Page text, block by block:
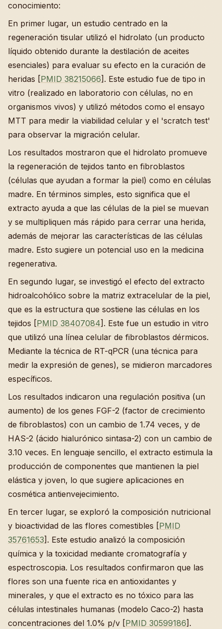
conocimiento:
En primer lugar, un estudio centrado en la
regeneración tisular utilizó el hidrolato (un producto
líquido obtenido durante la destilación de aceites
esenciales) para evaluar su efecto en la curación de
heridas [PMID 38215066]. Este estudio fue de tipo in
vitro (realizado en laboratorio con células, no en
organismos vivos) y utilizó métodos como el ensayo
MTT para medir la viabilidad celular y el 'scratch test'
para observar la migración celular.
Los resultados mostraron que el hidrolato promueve
la regeneración de tejidos tanto en fibroblastos
(células que ayudan a formar la piel) como en células
madre. En términos simples, esto significa que el
extracto ayuda a que las células de la piel se muevan
y se multipliquen más rápido para cerrar una herida,
además de mejorar las características de las células
madre. Esto sugiere un potencial uso en la medicina
regenerativa.
En segundo lugar, se investigó el efecto del extracto
hidroalcohólico sobre la matriz extracelular de la piel,
que es la estructura que sostiene las células en los
tejidos [PMID 38407084]. Este fue un estudio in vitro
que utilizó una línea celular de fibroblastos dérmicos.
Mediante la técnica de RT-qPCR (una técnica para
medir la expresión de genes), se midieron marcadores
específicos.
Los resultados indicaron una regulación positiva (un
aumento) de los genes FGF-2 (factor de crecimiento
de fibroblastos) con un cambio de 1.74 veces, y de
HAS-2 (ácido hialurónico sintasa-2) con un cambio de
3.10 veces. En lenguaje sencillo, el extracto estimula la
producción de componentes que mantienen la piel
elástica y joven, lo que sugiere aplicaciones en
cosmética antienvejecimiento.
En tercer lugar, se exploró la composición nutricional
y bioactividad de las flores comestibles [PMID
35761653]. Este estudio analizó la composición
química y la toxicidad mediante cromatografía y
espectroscopia. Los resultados confirmaron que las
flores son una fuente rica en antioxidantes y
minerales, y que el extracto es no tóxico para las
células intestinales humanas (modelo Caco-2) hasta
concentraciones del 1.0% p/v [PMID 30599186].